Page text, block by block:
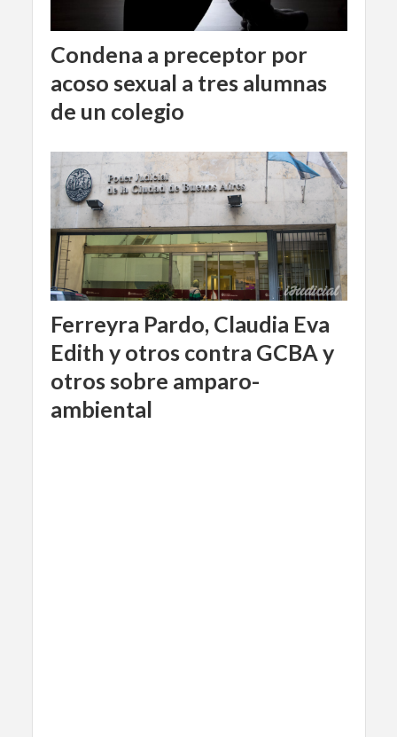
Condena a preceptor por
acoso sexual a tres alumnas
de un colegio
Ferreyra Pardo, Claudia Eva
Edith y otros contra GCBA y
otros sobre amparo-
ambiental